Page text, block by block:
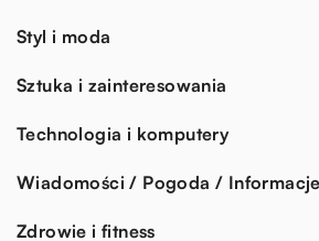
Styl i moda
Sztuka i zainteresowania
Technologia i komputery
Wiadomości / Pogoda / Informacje
Zdrowie i fitness